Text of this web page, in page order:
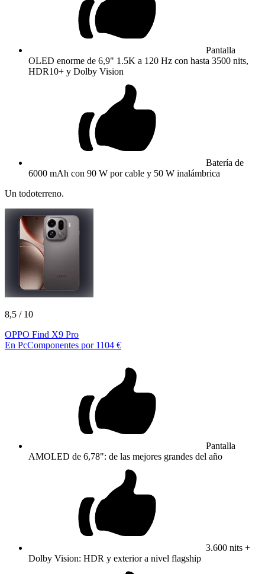
Pantalla
OLED enorme de 6,9" 1.5K a 120 Hz con hasta 3500 nits,
HDR10+ y Dolby Vision
Batería de
6000 mAh con 90 W por cable y 50 W inalámbrica
Un todoterreno.
8,5 / 10
OPPO Find X9 Pro
En PcComponentes por 1104 €
Pantalla
AMOLED de 6,78": de las mejores grandes del año
3.600 nits +
Dolby Vision: HDR y exterior a nivel flagship